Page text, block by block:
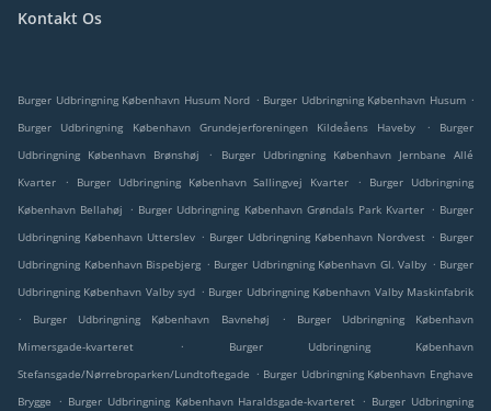
Kontakt Os
Burger Udbringning København Husum Nord . Burger Udbringning København Husum .
Burger Udbringning København Grundejerforeningen Kildeåens Haveby
.
Burger
Udbringning København Brønshøj
.
Burger Udbringning København Jernbane Allé
Kvarter
. Burger Udbringning København Sallingvej Kvarter .
Burger Udbringning
København Bellahøj
. Burger Udbringning København Grøndals Park Kvarter . Burger
Udbringning København Utterslev . Burger Udbringning København Nordvest . Burger
Udbringning København Bispebjerg . Burger Udbringning København Gl. Valby . Burger
Udbringning København Valby syd . Burger Udbringning København Valby Maskinfabrik
.
Burger Udbringning København Bavnehøj .
Burger Udbringning København
Mimersgade-kvarteret
.
Burger Udbringning København
Stefansgade/Nørrebroparken/Lundtoftegade . Burger Udbringning København Enghave
Brygge
. Burger Udbringning København Haraldsgade-kvarteret . Burger Udbringning